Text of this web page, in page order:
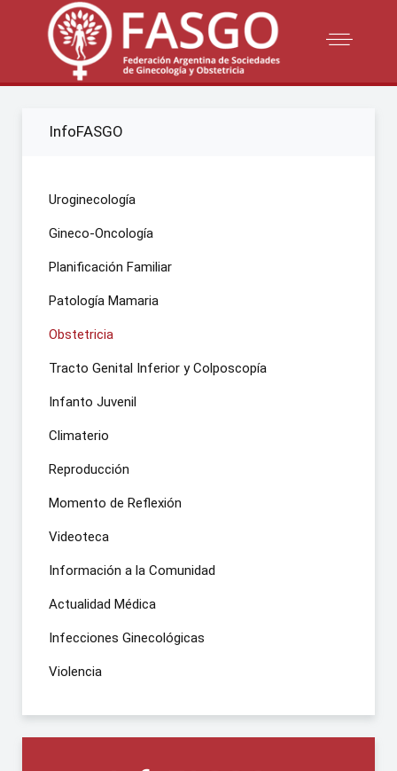
InfoFASGO
Uroginecología
Gineco-Oncología
Planificación Familiar
Patología Mamaria
Obstetricia
Tracto Genital Inferior y Colposcopía
Infanto Juvenil
Climaterio
Reproducción
Momento de Reflexión
Videoteca
Información a la Comunidad
Actualidad Médica
Infecciones Ginecológicas
Violencia